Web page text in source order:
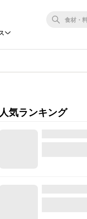
人気ランキング